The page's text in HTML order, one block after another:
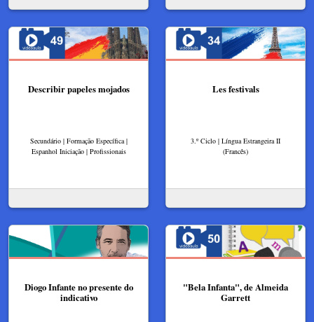
Describir papeles mojados
Secundário | Formação Específica |
Espanhol Iniciação | Profissionais
Les festivals
3.º Ciclo | Língua Estrangeira II
(Francês)
Diogo Infante no presente do
indicativo
"Bela Infanta", de Almeida
Garrett